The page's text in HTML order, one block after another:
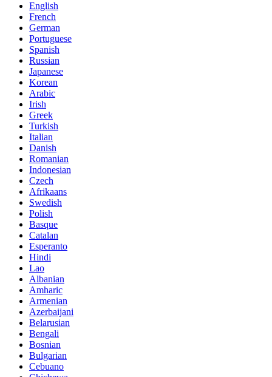
English
French
German
Portuguese
Spanish
Russian
Japanese
Korean
Arabic
Irish
Greek
Turkish
Italian
Danish
Romanian
Indonesian
Czech
Afrikaans
Swedish
Polish
Basque
Catalan
Esperanto
Hindi
Lao
Albanian
Amharic
Armenian
Azerbaijani
Belarusian
Bengali
Bosnian
Bulgarian
Cebuano